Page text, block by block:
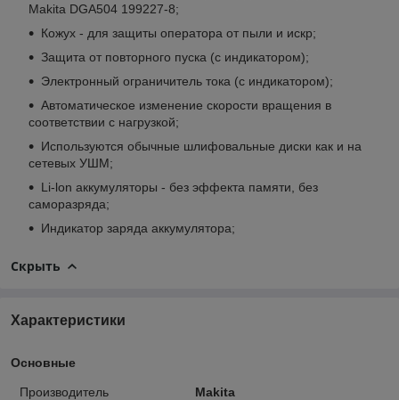
Makita DGA504 199227-8;
Кожух - для защиты оператора от пыли и искр;
Защита от повторного пуска (с индикатором);
Электронный ограничитель тока (с индикатором);
Автоматическое изменение скорости вращения в
соответствии с нагрузкой;
Используются обычные шлифовальные диски как и на
сетевых УШМ;
Li-lon аккумуляторы - без эффекта памяти, без
саморазряда;
Индикатор заряда аккумулятора;
Скрыть
Характеристики
Основные
Производитель
Makita